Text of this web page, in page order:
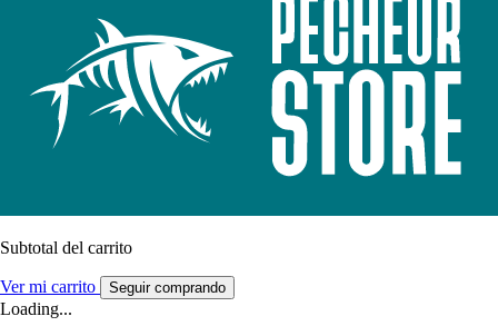
Subtotal del carrito
Ver mi carrito Seguir comprando
Loading...